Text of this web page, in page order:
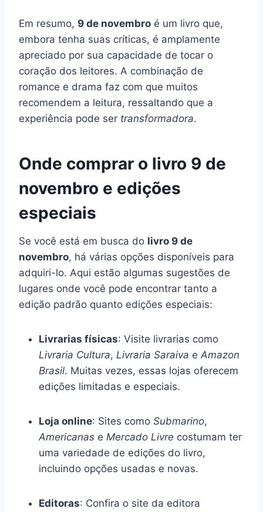
Em resumo, 9 de novembro é um livro que,
embora tenha suas críticas, é amplamente
apreciado por sua capacidade de tocar o
coração dos leitores. A combinação de
romance e drama faz com que muitos
recomendem a leitura, ressaltando que a
experiência pode ser transformadora.
Onde comprar o livro 9 de
novembro e edições
especiais
Se você está em busca do livro 9 de
novembro, há várias opções disponíveis para
adquiri-lo. Aqui estão algumas sugestões de
lugares onde você pode encontrar tanto a
edição padrão quanto edições especiais:
Livrarias físicas: Visite livrarias como
Livraria Cultura, Livraria Saraiva e Amazon
Brasil. Muitas vezes, essas lojas oferecem
edições limitadas e especiais.
Loja online: Sites como Submarino,
Americanas e Mercado Livre costumam ter
uma variedade de edições do livro,
incluindo opções usadas e novas.
Editoras: Confira o site da editora